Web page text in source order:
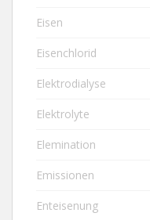
Eisen
Eisenchlorid
Elektrodialyse
Elektrolyte
Elemination
Emissionen
Enteisenung